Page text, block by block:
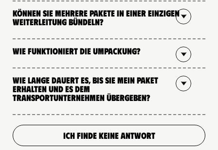
Können Sie mehrere Pakete in einer einzigen
Weiterleitung bündeln?
Wie funktioniert die Umpackung?
Wie lange dauert es, bis Sie mein Paket
erhalten und es dem
Transportunternehmen übergeben?
ICH FINDE KEINE ANTWORT